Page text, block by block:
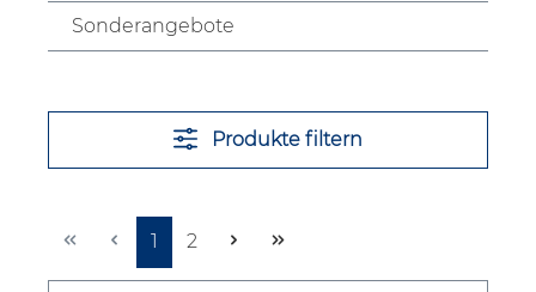
Sonderangebote
Produkte filtern
Seite
1 Seite
2